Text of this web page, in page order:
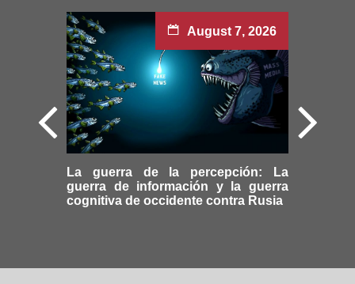
August 7, 2026
La guerra de la percepción: La
guerra de información y la guerra
cognitiva de occidente contra Rusia